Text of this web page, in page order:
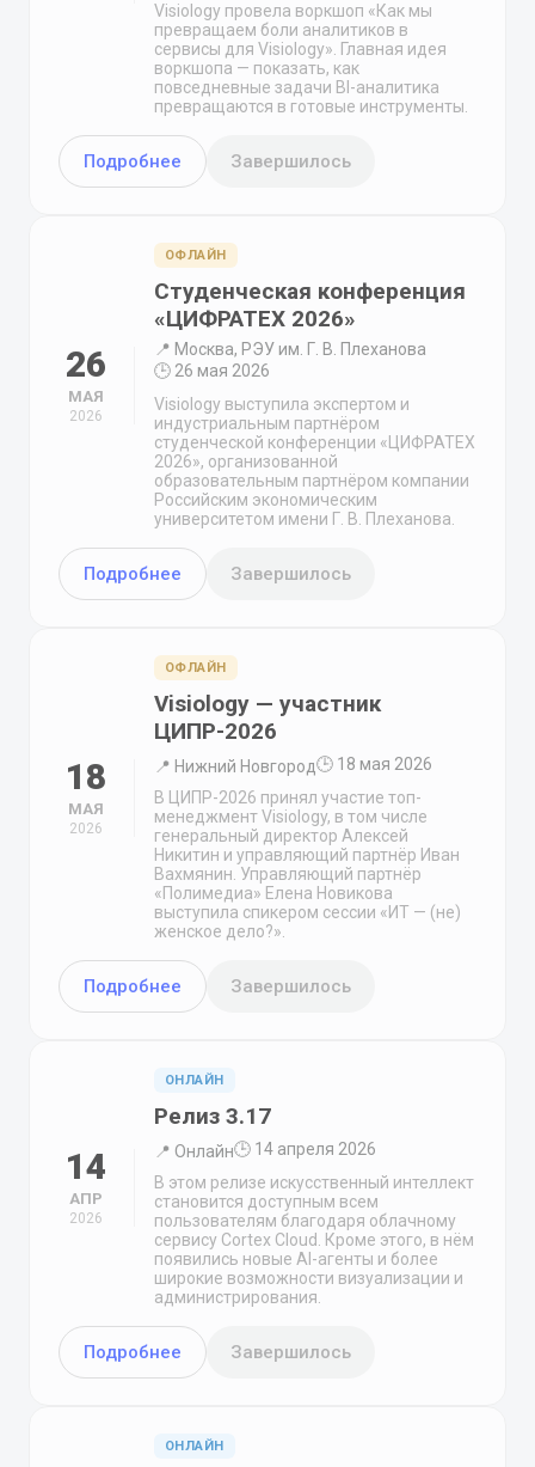
Visiology провела воркшоп «Как мы
превращаем боли аналитиков в
сервисы для Visiology». Главная идея
воркшопа — показать, как
повседневные задачи BI-аналитика
превращаются в готовые инструменты.
Подробнее Завершилось
26
МАЯ
2026
ОФЛАЙН
Студенческая конференция
«ЦИФРАТЕХ 2026»
📍 Москва, РЭУ им. Г. В. Плеханова
🕒 26 мая 2026
Visiology выступила экспертом и
индустриальным партнёром
студенческой конференции «ЦИФРАТЕХ
2026», организованной
образовательным партнёром компании
Российским экономическим
университетом имени Г. В. Плеханова.
Подробнее Завершилось
18
МАЯ
2026
ОФЛАЙН
Visiology — участник
ЦИПР-2026
📍 Нижний Новгород🕒 18 мая 2026
В ЦИПР-2026 принял участие топ-
менеджмент Visiology, в том числе
генеральный директор Алексей
Никитин и управляющий партнёр Иван
Вахмянин. Управляющий партнёр
«Полимедиа» Елена Новикова
выступила спикером сессии «ИТ — (не)
женское дело?».
Подробнее Завершилось
14
АПР
2026
ОНЛАЙН
Релиз 3.17
📍 Онлайн🕒 14 апреля 2026
В этом релизе искусственный интеллект
становится доступным всем
пользователям благодаря облачному
сервису Cortex Cloud. Кроме этого, в нём
появились новые AI-агенты и более
широкие возможности визуализации и
администрирования.
Подробнее Завершилось
ОНЛАЙН